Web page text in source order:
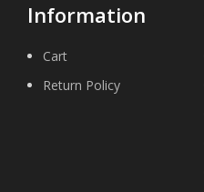
Information
Cart
Return Policy